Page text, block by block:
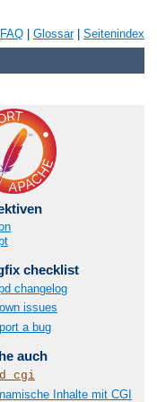
FAQ Glossar| Seitenindex
checklist
changelog
issues
a bug
auch
Inhalte mit CGI